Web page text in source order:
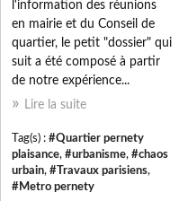
l'information des réunions
en mairie et du Conseil de
quartier, le petit "dossier" qui
suit a été composé à partir
de notre expérience...
Lire la suite
Tag(s) : #Quartier pernety
plaisance, #urbanisme, #chaos
urbain, #Travaux parisiens,
#Metro pernety